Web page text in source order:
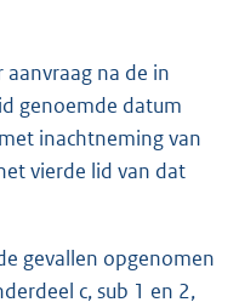
na de in
genoemde datum
inachtneming van
vierde lid van dat
gevallen opgenomen
c, sub 1 en 2,